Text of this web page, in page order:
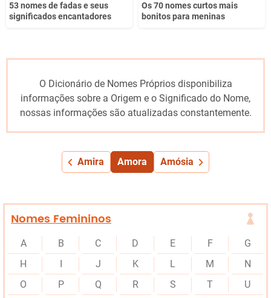
53 nomes de fadas e seus
significados encantadores
Os 70 nomes curtos mais
bonitos para meninas
O Dicionário de Nomes Próprios disponibiliza
informações sobre a Origem e o Significado do Nome,
nossas informações são atualizadas constantemente.
Amira Amora Amósia
Nomes Femininos
A B C D E F
G
H
J K L M
N
O
P Q R S T
U